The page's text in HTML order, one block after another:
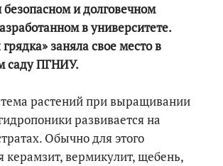
безопасном и долговечном
в университете.
заняла свое место в
саду ПГНИУ.
растений при выращивании
развивается на
Обычно для этого
керамзит, вермикулит, щебень,